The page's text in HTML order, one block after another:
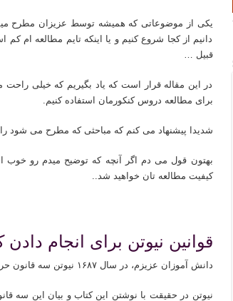
یکی از موضوعاتی که همیشه توسط عزیزان مطرح
دانیم از کجا شروع کنیم و یا اینکه تایم مطالعه ام
قبیل …
در این مقاله قرار است که یاد بگیریم که خیلی راحت
برای مطالعه دروس کنکورمان استفاده کنیم.
شدیدا پیشنهاد می کنم که مباحثی که مطرح می شود را
بهتون قول می دم اگر آنچه که توضیح میدم رو
کیفیت مطالعه تان خواهید شد..
قوانین نیوتن برای انجام دادن
دانش آموزان عزیزم، در سال ۱۶۸۷ نیوتن سه قانون حرکت معروف خود را در کتابش منتشر کرد.
نیوتن در حقیقت با نوشتن این کتاب و بیان این سه